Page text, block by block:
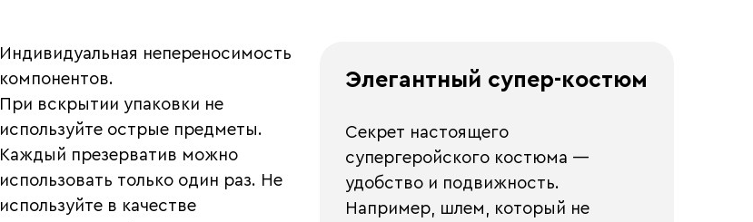
Индивидуальная непереносимость
компонентов.
При вскрытии упаковки не
используйте острые предметы.
Каждый презерватив можно
использовать только один раз. Не
используйте в качестве
Элегантный супер-костюм
Секрет настоящего
супергеройского костюма —
удобство и подвижность.
Например, шлем, который не